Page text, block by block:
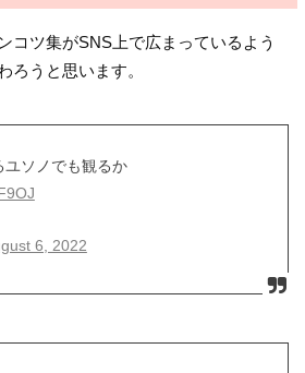
コツ集がSNS上で広まっているよう
ろうと思います。
ソノでも観るか
6, 2022